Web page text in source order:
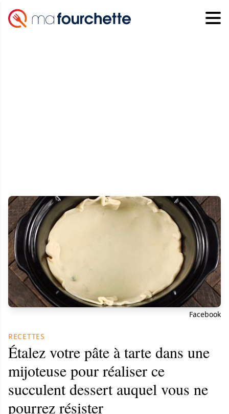
Facebook
RECETTES
Étalez votre pâte à tarte dans une
mijoteuse pour réaliser ce
succulent dessert auquel vous ne
pourrez résister